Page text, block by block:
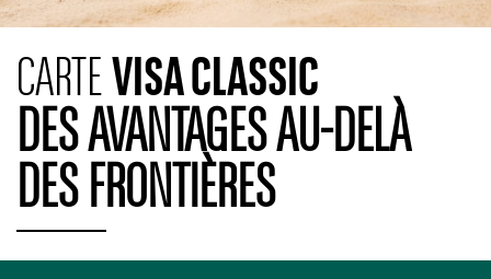
CARTEVISA CLASSIC
DES AVANTAGES AU-DELÀ
DES FRONTIÈRES